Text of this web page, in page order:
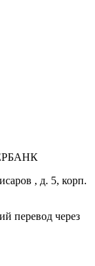
, д. 5, корп.
перевод через